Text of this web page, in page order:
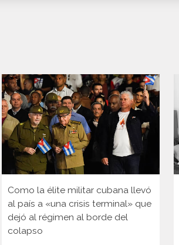
Como la élite militar cubana llevó
al país a «una crisis terminal» que
dejó al régimen al borde del
colapso